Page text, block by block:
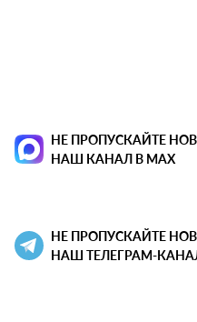
НЕ ПРОПУСКАЙТЕ
НАШ КАНАЛ В MAX
НЕ ПРОПУСКАЙТЕ
НАШ ТЕЛЕГРАМ-